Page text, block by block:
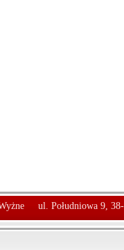
ul. Południowa 9,